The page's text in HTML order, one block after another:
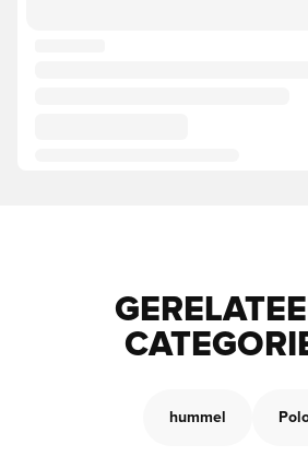
hummel